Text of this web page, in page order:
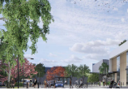
финансиско
Европската
средните
сметководствени